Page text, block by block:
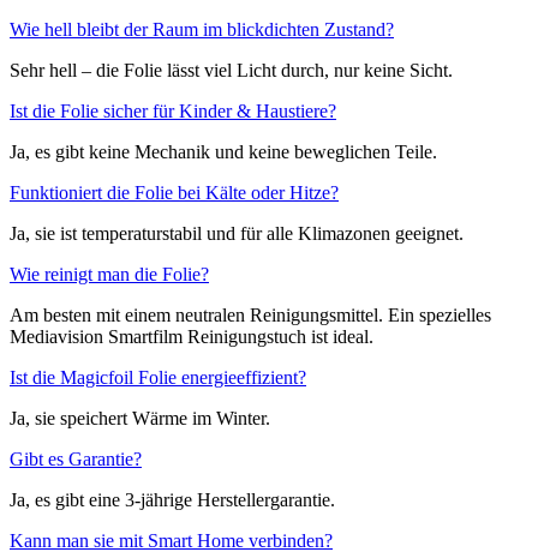
Wie hell bleibt der Raum im blickdichten Zustand?
Sehr hell – die Folie lässt viel Licht durch, nur keine Sicht.
Ist die Folie sicher für Kinder & Haustiere?
Ja, es gibt keine Mechanik und keine beweglichen Teile.
Funktioniert die Folie bei Kälte oder Hitze?
Ja, sie ist temperaturstabil und für alle Klimazonen geeignet.
Wie reinigt man die Folie?
Am besten mit einem neutralen Reinigungsmittel. Ein spezielles
Mediavision Smartfilm Reinigungstuch ist ideal.
Ist die Magicfoil Folie energieeffizient?
Ja, sie speichert Wärme im Winter.
Gibt es Garantie?
Ja, es gibt eine 3-jährige Herstellergarantie.
Kann man sie mit Smart Home verbinden?